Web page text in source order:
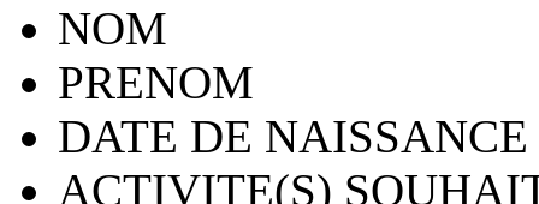
NOM
PRENOM
DATE DE NAISSANCE
ACTIVITE(S)